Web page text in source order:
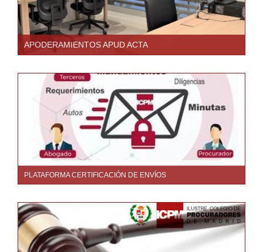
APODERAMIENTOS APUD ACTA
PLATAFORMA CERTIFICACIÓN DE ENVÍOS